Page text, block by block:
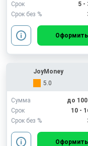
Срок
5 -
Срок без %
Оформить
JoyMoney
5.0
Сумма
до
Срок
10 -
Срок без %
Оформить